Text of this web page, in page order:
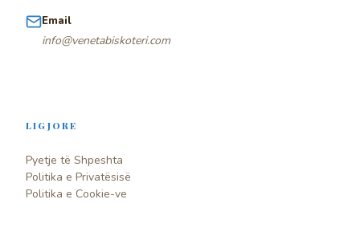
Email
info@venetabiskoteri.com
LIGJORE
Pyetje të Shpeshta
Politika e Privatësisë
Politika e Cookie-ve